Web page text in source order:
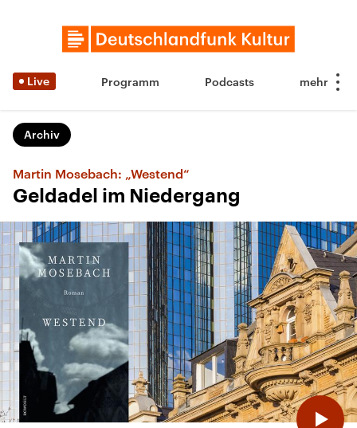
Live Programm Podcasts
Archiv
Martin Mosebach: „Westend“
Geldadel im Niedergang